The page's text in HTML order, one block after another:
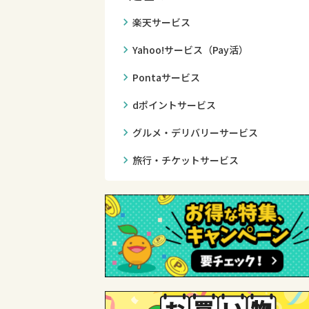
chevron_right 楽天サービス
chevron_right Yahoo!サービス（Pay活）
chevron_right Pontaサービス
chevron_right dポイントサービス
chevron_right グルメ・デリバリーサービス
chevron_right 旅行・チケットサービス